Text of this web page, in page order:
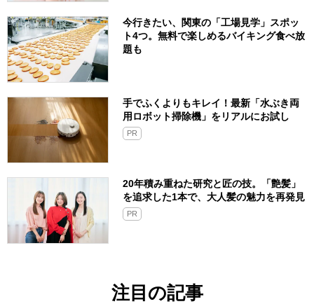
今行きたい、関東の「工場見学」スポッ
ト4つ。無料で楽しめるバイキング食べ放
題も
手でふくよりもキレイ！最新「水ぶき両
用ロボット掃除機」をリアルにお試し
PR
20年積み重ねた研究と匠の技。「艶髪」
を追求した1本で、大人髪の魅力を再発見
PR
注目の記事